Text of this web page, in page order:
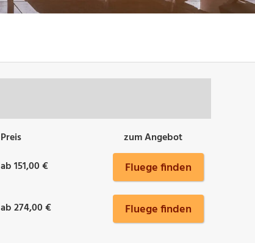
Preis
zum Angebot
ab 151,00 € Fluege finden
ab 274,00 € Fluege finden